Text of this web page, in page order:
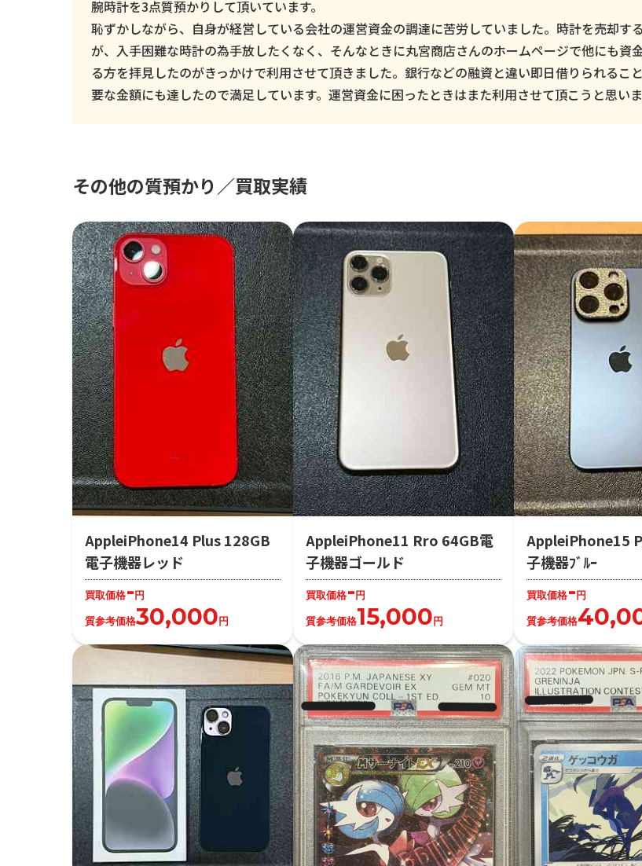
腕時計を3点質預かりして頂いています。
恥ずかしながら、自身が経営している会社の運営資金の調達に苦労していました。時計を売却す
が、入手困難な時計の為手放したくなく、そんなときに丸宮商店さんのホームページで他にも資
る方を拝見したのがきっかけで利用させて頂きました。銀行などの融資と違い即日借りられるこ
要な金額にも達したので満足しています。運営資金に困ったときはまた利用させて頂こうと思いま
その他の質預かり／買取実績
AppleiPhone14 Plus 128GB
電子機器レッド
買取価格-円
質参考価格30,000円
AppleiPhone11 Rro 64GB電
子機器ゴールド
買取価格-円
質参考価格15,000円
AppleiPhone15
子機器ﾌﾞﾙｰ
買取価格-円
質参考価格